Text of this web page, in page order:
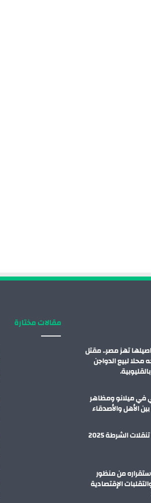
تهز مصر.. مقتل
محلا لبيع الدواجن
في ميلانو ومظاهر
الأهل والأصدقاء
الشرطة 2025
من منظور
الإقتصادية
مقالات مختارة